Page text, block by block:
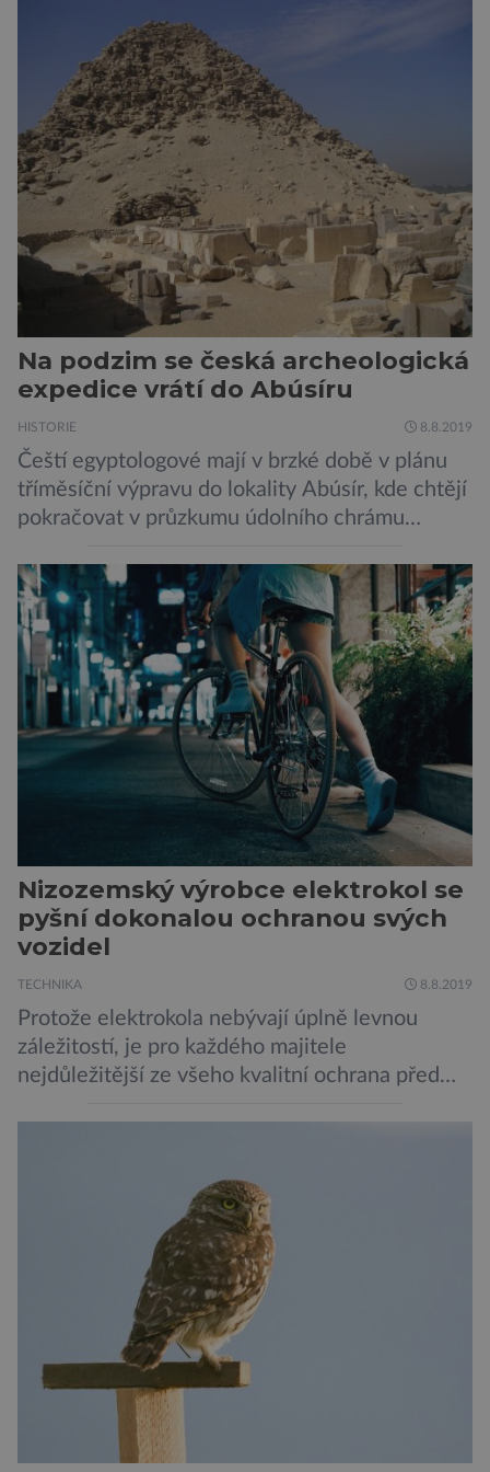
pojmenování Heracles inexpectatus a doba
jeho života je datována přibližně před 19
miliony lety. „Nový Zéland je dobře známý
svými velkými nelétavými ptáky. Dominantní
[…]
Na podzim se česká archeologická
expedice vrátí do Abúsíru
HISTORIE 8.8.2019
Čeští egyptologové mají v brzké době v plánu
tříměsíční výpravu do lokality Abúsír, kde chtějí
pokračovat v průzkumu údolního chrámu
Ceje. Lucie Jirásková z Českého
egyptologického ústavu FF UK řekla, že je
v plánu také zpracování vykopaných předmětů.
„V průběhu výzkumů není moc času na
zpracování nálezů. Necháváme si na to tedy
měsíc, kdy […]
Nizozemský výrobce elektrokol se
pyšní dokonalou ochranou svých
vozidel
TECHNIKA 8.8.2019
Protože elektrokola nebývají úplně levnou
záležitostí, je pro každého majitele
nejdůležitější ze všeho kvalitní ochrana před
Skutečně nepřehání? Pokud se podrobněji
podíváme na ochranu jejich elektrokol
Electrified S2 a X2, pak je […]